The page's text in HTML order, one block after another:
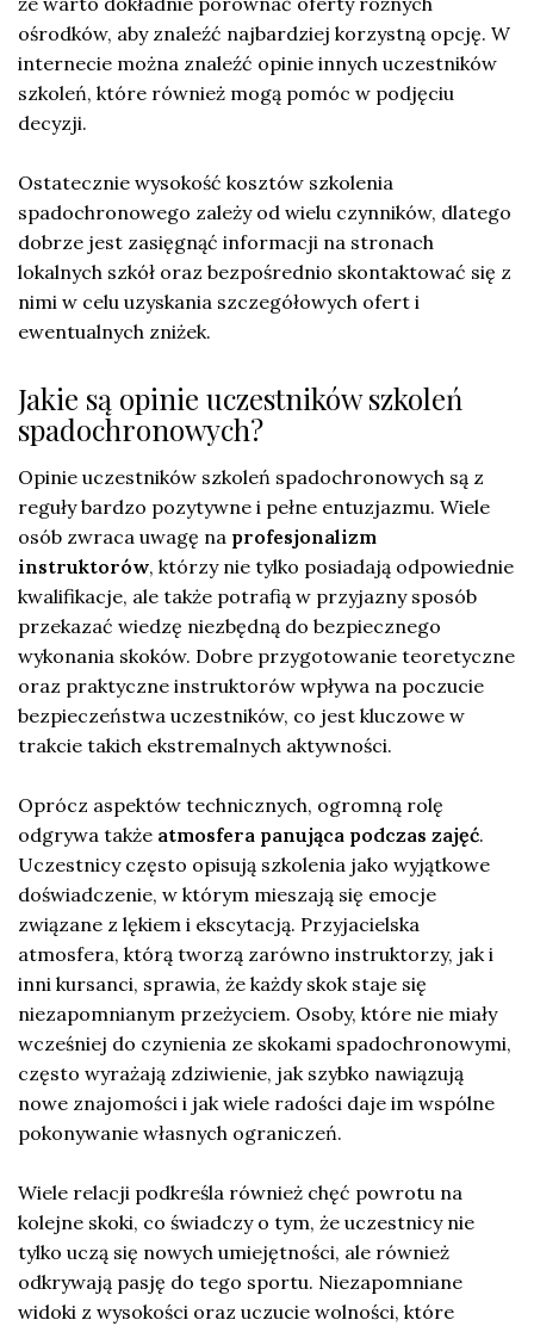
ośrodków, aby znaleźć najbardziej korzystną opcję. W
internecie można znaleźć opinie innych uczestników
szkoleń, które również mogą pomóc w podjęciu
decyzji.
Ostatecznie wysokość kosztów szkolenia
spadochronowego zależy od wielu czynników, dlatego
dobrze jest zasięgnąć informacji na stronach
lokalnych szkół oraz bezpośrednio skontaktować się z
nimi w celu uzyskania szczegółowych ofert i
ewentualnych zniżek.
Jakie są opinie uczestników szkoleń
spadochronowych?
Opinie uczestników szkoleń spadochronowych są z
reguły bardzo pozytywne i pełne entuzjazmu. Wiele
osób zwraca uwagę na profesjonalizm
instruktorów, którzy nie tylko posiadają odpowiednie
kwalifikacje, ale także potrafią w przyjazny sposób
przekazać wiedzę niezbędną do bezpiecznego
wykonania skoków. Dobre przygotowanie teoretyczne
oraz praktyczne instruktorów wpływa na poczucie
bezpieczeństwa uczestników, co jest kluczowe w
trakcie takich ekstremalnych aktywności.
Oprócz aspektów technicznych, ogromną rolę
odgrywa także atmosfera panująca podczas zajęć.
Uczestnicy często opisują szkolenia jako wyjątkowe
doświadczenie, w którym mieszają się emocje
związane z lękiem i ekscytacją. Przyjacielska
atmosfera, którą tworzą zarówno instruktorzy, jak i
inni kursanci, sprawia, że każdy skok staje się
niezapomnianym przeżyciem. Osoby, które nie miały
wcześniej do czynienia ze skokami spadochronowymi,
często wyrażają zdziwienie, jak szybko nawiązują
nowe znajomości i jak wiele radości daje im wspólne
pokonywanie własnych ograniczeń.
Wiele relacji podkreśla również chęć powrotu na
kolejne skoki, co świadczy o tym, że uczestnicy nie
tylko uczą się nowych umiejętności, ale również
odkrywają pasję do tego sportu. Niezapomniane
widoki z wysokości oraz uczucie wolności, które